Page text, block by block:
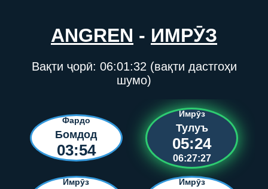
ANGREN - ИМРӮЗ
Вақти ҷорӣ: 06:01:32 (вақти дастгоҳи
шумо)
Фардо
Бомдод
03:54
Имрӯз
Тулуъ
05:24
06:27:27
Имрӯз Имрӯз